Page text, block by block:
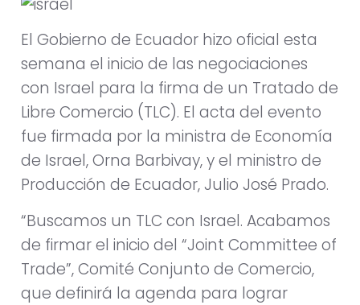
El Gobierno de Ecuador hizo oficial esta
semana el inicio de las negociaciones
con Israel para la firma de un Tratado de
Libre Comercio (TLC). El acta del evento
fue firmada por la ministra de Economía
de Israel, Orna Barbivay, y el ministro de
Producción de Ecuador, Julio José Prado.
“Buscamos un TLC con Israel. Acabamos
de firmar el inicio del “Joint Committee of
Trade”, Comité Conjunto de Comercio,
que definirá la agenda para lograr